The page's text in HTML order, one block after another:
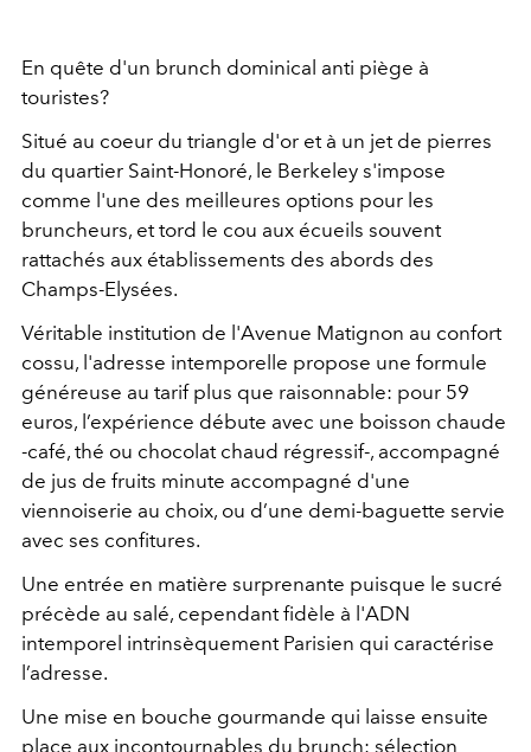
En quête d'un brunch dominical anti piège à
touristes?
Situé au coeur du triangle d'or et à un jet de pierres
du quartier Saint-Honoré, le Berkeley s'impose
comme l'une des meilleures options pour les
bruncheurs, et tord le cou aux écueils souvent
rattachés aux établissements des abords des
Champs-Elysées.
Véritable institution de l'Avenue Matignon au confort
cossu, l'adresse intemporelle propose une formule
généreuse au tarif plus que raisonnable: pour 59
euros, l’expérience débute avec une boisson chaude
-café, thé ou chocolat chaud régressif-, accompagné
de jus de fruits minute accompagné d'une
viennoiserie au choix, ou d’une demi-baguette servie
avec ses confitures.
Une entrée en matière surprenante puisque le sucré
précède au salé, cependant fidèle à l'ADN
intemporel intrinsèquement Parisien qui caractérise
l’adresse.
Une mise en bouche gourmande qui laisse ensuite
place aux incontournables du brunch: sélection